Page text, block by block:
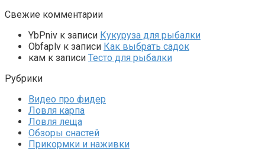
Свежие комментарии
YbPniv к записи Кукуруза для рыбалки
Оbfaplv к записи Как выбрать садок
кам к записи Тесто для рыбалки
Рубрики
Видео про фидер
Ловля карпа
Ловля леща
Обзоры снастей
Прикормки и наживки